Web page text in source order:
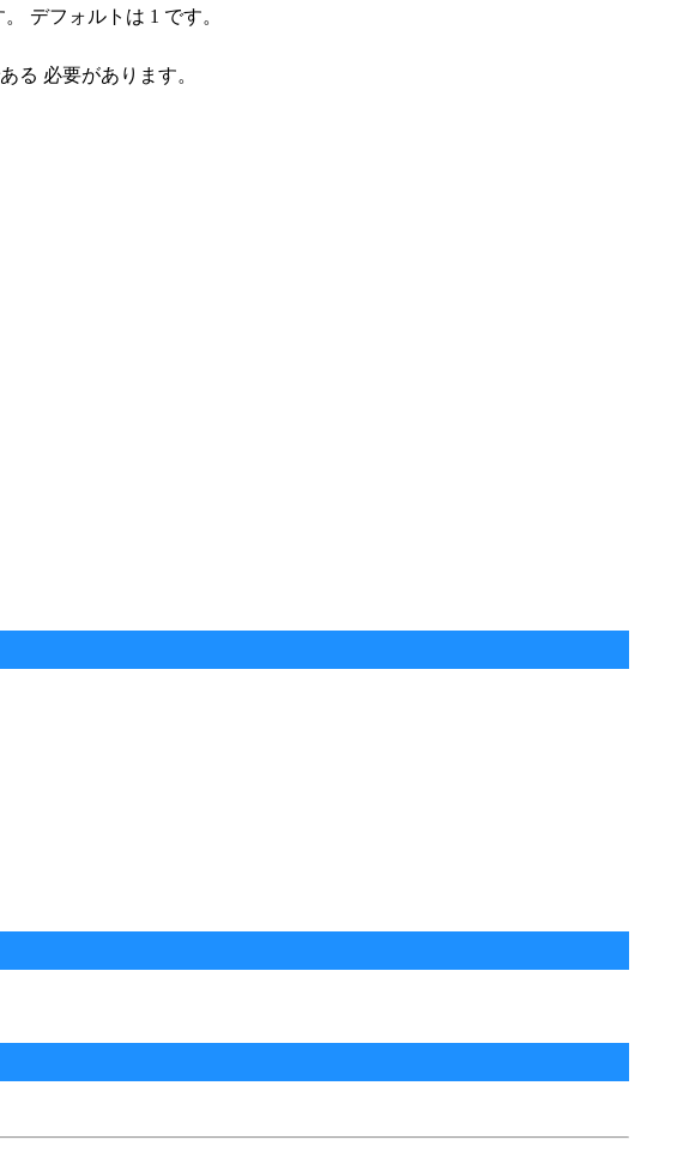
デフォルトは 1 です。
る 必要があります。